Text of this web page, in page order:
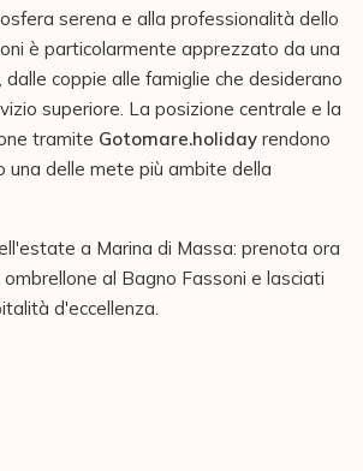
serena e alla professionalità dello
è particolarmente apprezzato da una
, dalle coppie alle famiglie che desiderano
superiore. La posizione centrale e la
tramite Gotomare.holiday rendono
una delle mete più ambite della
a Marina di Massa: prenota ora
al Bagno Fassoni e lasciati
d'eccellenza.